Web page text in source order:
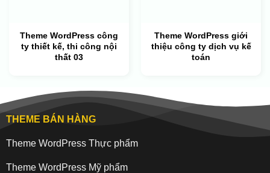
Theme WordPress công
ty thiết kế, thi công nội
thất 03
Theme WordPress giới
thiệu công ty dịch vụ kế
toán
THEME BÁN HÀNG
Theme WordPress Thực phẩm
Theme WordPress Mỹ phẩm